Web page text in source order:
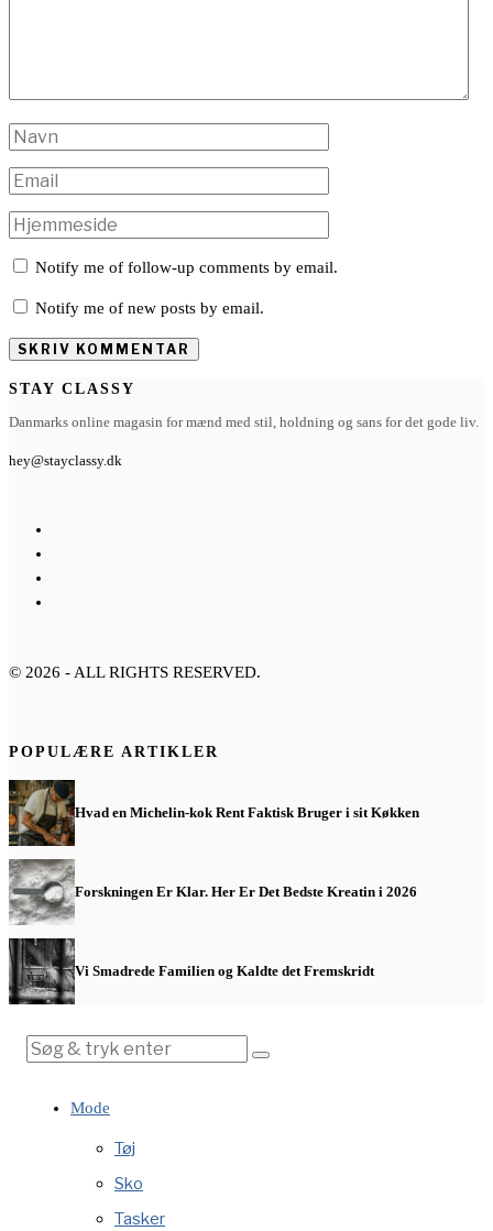
Notify me of follow-up comments by email.
Notify me of new posts by email.
STAY CLASSY
Danmarks online magasin for mænd med stil, holdning og sans for det gode liv.
hey@stayclassy.dk
© 2026 - ALL RIGHTS RESERVED.
POPULÆRE ARTIKLER
Hvad en Michelin-kok Rent Faktisk Bruger i sit Køkken
Forskningen Er Klar. Her Er Det Bedste Kreatin i 2026
Vi Smadrede Familien og Kaldte det Fremskridt
Mode
Tøj
Sko
Tasker